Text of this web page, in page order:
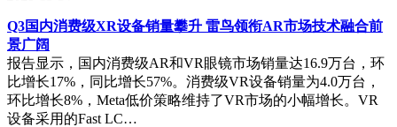
Q3国内消费级XR设备销量攀升 雷鸟领衔AR市场技术融合前
景广阔
报告显示，国内消费级AR和VR眼镜市场销量达16.9万台，环
比增长17%，同比增长57%。消费级VR设备销量为4.0万台，
环比增长8%，Meta低价策略维持了VR市场的小幅增长。VR
设备采用的Fast LC…